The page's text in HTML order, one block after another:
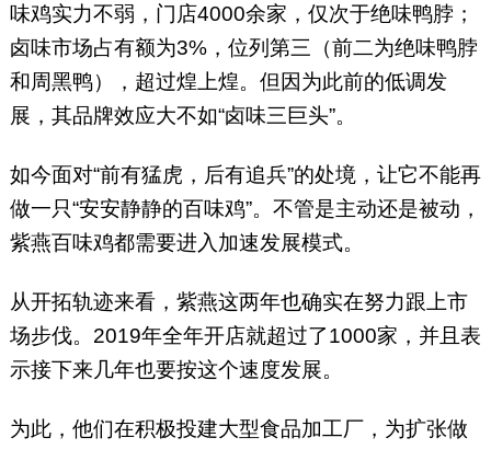
味鸡实力不弱，门店4000余家，仅次于绝味鸭脖；
卤味市场占有额为3%，位列第三（前二为绝味鸭脖
和周黑鸭），超过煌上煌。但因为此前的低调发
展，其品牌效应大不如“卤味三巨头”。
如今面对“前有猛虎，后有追兵”的处境，让它不能再
做一只“安安静静的百味鸡”。不管是主动还是被动，
紫燕百味鸡都需要进入加速发展模式。
从开拓轨迹来看，紫燕这两年也确实在努力跟上市
场步伐。2019年全年开店就超过了1000家，并且表
示接下来几年也要按这个速度发展。
为此，他们在积极投建大型食品加工厂，为扩张做